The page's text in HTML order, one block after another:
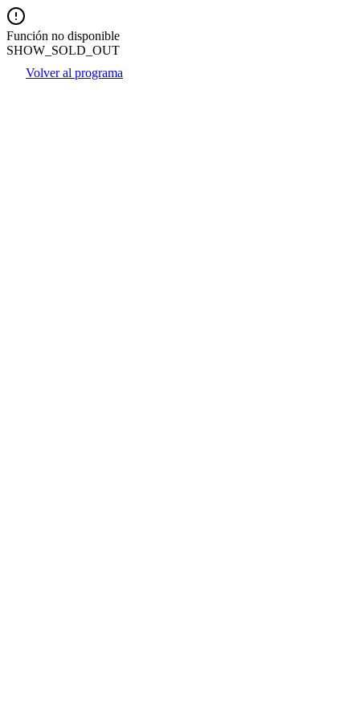
Función no disponible
SHOW_SOLD_OUT
Volver al programa